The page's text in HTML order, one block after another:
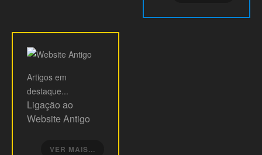
Artigos em
destaque...
Ligação ao
Website Antigo
VER MAIS...